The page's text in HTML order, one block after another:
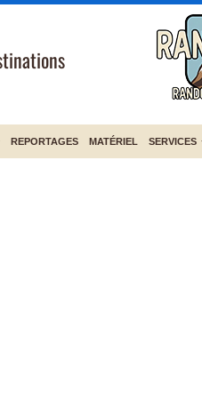
REPORTAGES MATÉRIEL SERVICES